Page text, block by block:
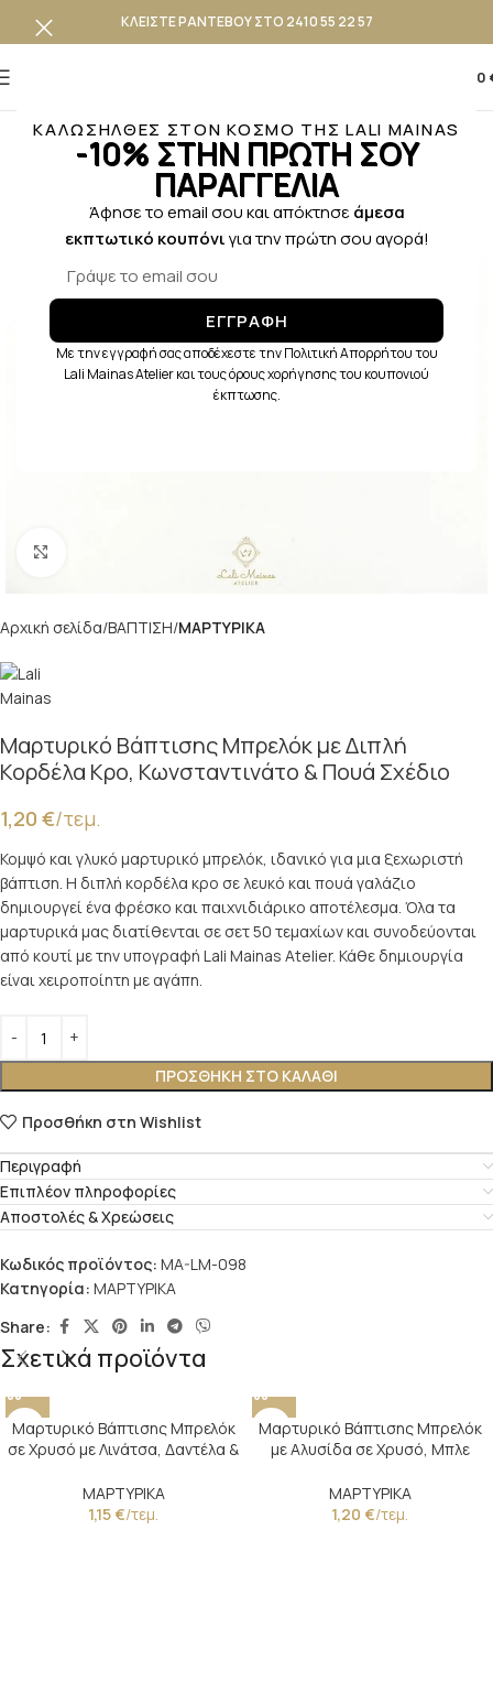
ΚΑΛΩΣΗΛΘΕΣ ΣΤΟΝ ΚΟΣΜΟ ΤΗΣ LALI MAINAS
-10% ΣΤΗΝ ΠΡΩΤΗ ΣΟΥ
ΠΑΡΑΓΓΕΛΙΑ
Άφησε το email σου και απόκτησε άμεσα
εκπτωτικό κουπόνιγια την πρώτη σου αγορά!
ΕΓΓΡΑΦΗ
Με την εγγραφή σας αποδέχεστε την Πολιτική Απορρήτου του
Lali Mainas Atelier και τους όρους χορήγησης του κουπονιού
έκπτωσης.
ΚΛΕΙΣΤΕ ΡΑΝΤΕΒΟΥ ΣΤΟ 2410 55 22 57
0,00
Αρχική σελίδα ΒΑΠΤΙΣΗ ΜΑΡΤΥΡΙΚΑ
Μαρτυρικό Βάπτισης Μπρελόκ με Διπλή
Κορδέλα Κρο, Κωνσταντινάτο & Πουά Σχέδιο
1,20 €/τεμ.
Κομψό και γλυκό μαρτυρικό μπρελόκ, ιδανικό για μια ξεχωριστή
βάπτιση. Η διπλή κορδέλα κρο σε λευκό και πουά γαλάζιο
δημιουργεί ένα φρέσκο και παιχνιδιάρικο αποτέλεσμα. Όλα τα
μαρτυρικά μας διατίθενται σε σετ 50 τεμαχίων και συνοδεύονται
από κουτί με την υπογραφή Lali Mainas Atelier. Κάθε δημιουργία
είναι χειροποίητη με αγάπη.
ΠΡΟΣΘΉΚΗ ΣΤΟ ΚΑΛΆΘΙ
Προσθήκη στη Wishlist
Περιγραφή
Επιπλέον πληροφορίες
Αποστολές & Χρεώσεις
Κωδικός προϊόντος: MA-LM-098
Κατηγορία: ΜΑΡΤΥΡΙΚΑ
Share:
Σχετικά προϊόντα
Μαρτυρικό Βάπτισης Μπρελόκ
σε Χρυσό με Λινάτσα, Δαντέλα &
ΜΑΡΤΥΡΙΚΑ
1,15 €/τεμ.
Μαρτυρικό Βάπτισης Μπρελόκ
με Αλυσίδα σε Χρυσό, Μπλε
ΜΑΡΤΥΡΙΚΑ
1,20 €/τεμ.